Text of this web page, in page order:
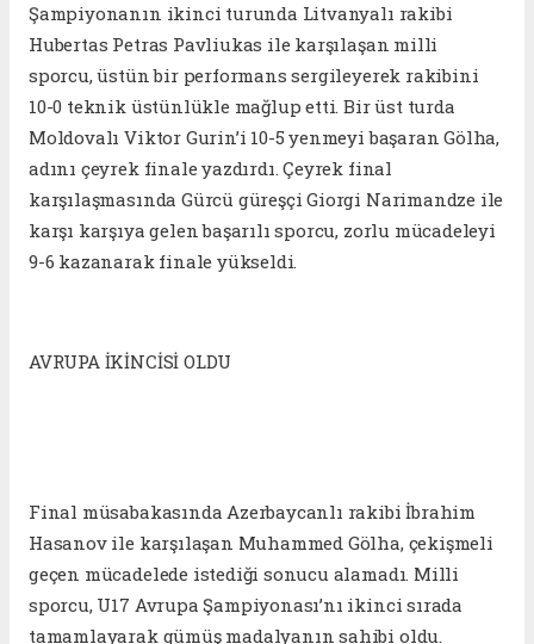
Şampiyonanın ikinci turunda Litvanyalı rakibi
Hubertas Petras Pavliukas ile karşılaşan milli
sporcu, üstün bir performans sergileyerek rakibini
10-0 teknik üstünlükle mağlup etti. Bir üst turda
Moldovalı Viktor Gurin’i 10-5 yenmeyi başaran Gölha,
adını çeyrek finale yazdırdı. Çeyrek final
karşılaşmasında Gürcü güreşçi Giorgi Narimandze ile
karşı karşıya gelen başarılı sporcu, zorlu mücadeleyi
9-6 kazanarak finale yükseldi.
AVRUPA İKİNCİSİ OLDU
Final müsabakasında Azerbaycanlı rakibi İbrahim
Hasanov ile karşılaşan Muhammed Gölha, çekişmeli
geçen mücadelede istediği sonucu alamadı. Milli
sporcu, U17 Avrupa Şampiyonası’nı ikinci sırada
tamamlayarak gümüş madalyanın sahibi oldu.